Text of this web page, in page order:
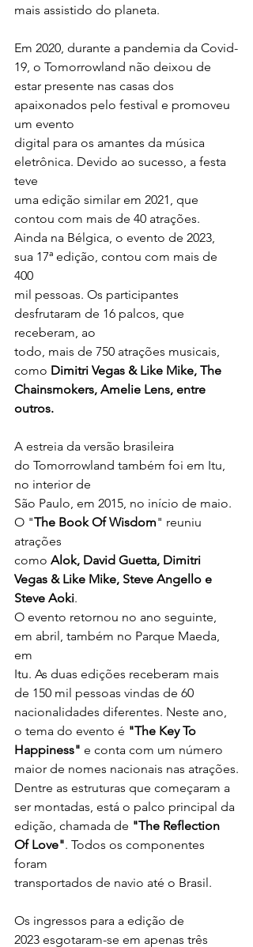
mais assistido do planeta.
Em 2020, durante a pandemia da Covid-
19, o Tomorrowland não deixou de
estar presente nas casas dos
apaixonados pelo festival e promoveu
um evento
digital para os amantes da música
eletrônica. Devido ao sucesso, a festa
teve
uma edição similar em 2021, que
contou com mais de 40 atrações.
Ainda na Bélgica, o evento de 2023,
sua 17ª edição, contou com mais de
400
mil pessoas. Os participantes
desfrutaram de 16 palcos, que
receberam, ao
todo, mais de 750 atrações musicais,
como Dimitri Vegas & Like Mike, The
Chainsmokers, Amelie Lens, entre
outros.
A estreia da versão brasileira
do Tomorrowland também foi em Itu,
no interior de
São Paulo, em 2015, no início de maio.
O "The Book Of Wisdom" reuniu
atrações
como Alok, David Guetta, Dimitri
Vegas & Like Mike, Steve Angello e
Steve Aoki.
O evento retornou no ano seguinte,
em abril, também no Parque Maeda,
em
Itu. As duas edições receberam mais
de 150 mil pessoas vindas de 60
nacionalidades diferentes. Neste ano,
o tema do evento é "The Key To
Happiness" e conta com um número
maior de nomes nacionais nas atrações.
Dentre as estruturas que começaram a
ser montadas, está o palco principal da
edição, chamada de "The Reflection
Of Love". Todos os componentes
foram
transportados de navio até o Brasil.
Os ingressos para a edição de
2023 esgotaram-se em apenas três